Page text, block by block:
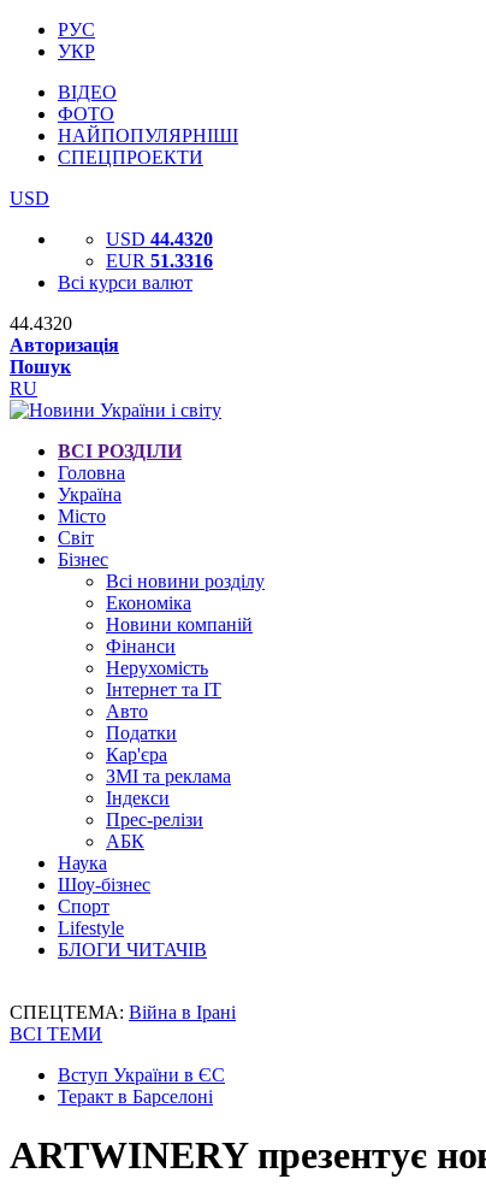
РУС
УКР
ВІДЕО
ФОТО
НАЙПОПУЛЯРНІШІ
СПЕЦПРОЕКТИ
USD
USD 44.4320
EUR 51.3316
Всі курси валют
44.4320
Авторизація
Пошук
RU
ВСІ РОЗДІЛИ
Головна
Україна
Місто
Світ
Бізнес
Всі новини розділу
Економіка
Новини компаній
Фінанси
Нерухомість
Інтернет та IT
Авто
Податки
Кар'єра
ЗМІ та реклама
Індекси
Прес-релізи
АБК
Наука
Шоу-бізнес
Спорт
Lifestyle
БЛОГИ ЧИТАЧІВ
СПЕЦТЕМА: Війна в Ірані
ВСІ ТЕМИ
Вступ України в ЄС
Теракт в Барселоні
ARTWINERY презентує